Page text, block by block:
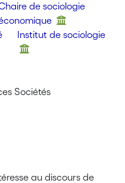
de sociologie
Institut de sociologie
Sociétés
au discours de